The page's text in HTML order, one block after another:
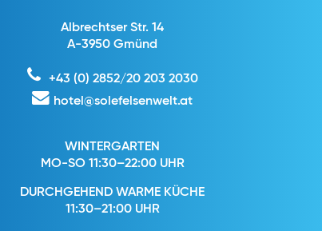
Albrechtser Str. 14
A-3950 Gmünd
+43 (0) 2852/20 203 2030
hotel@solefelsenwelt.at
WINTERGARTEN
MO-SO 11:30–22:00 UHR
DURCHGEHEND WARME KÜCHE
11:30–21:00 UHR